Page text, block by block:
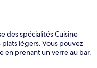
des spécialités Cuisine
légers. Vous pouvez
prenant un verre au bar.